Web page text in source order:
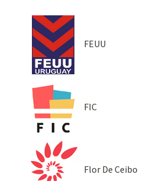
FEUU
FIC
Flor De Ceibo